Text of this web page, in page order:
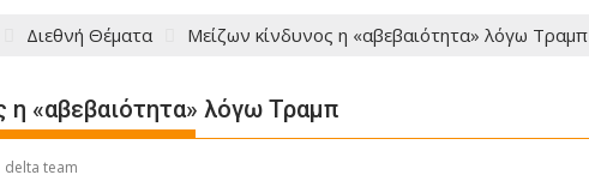
Διεθνή Θέματα Μείζων κίνδυνος η «αβεβαιότητα» λόγω Τραμπ
η «αβεβαιότητα» λόγω Τραμπ
delta team